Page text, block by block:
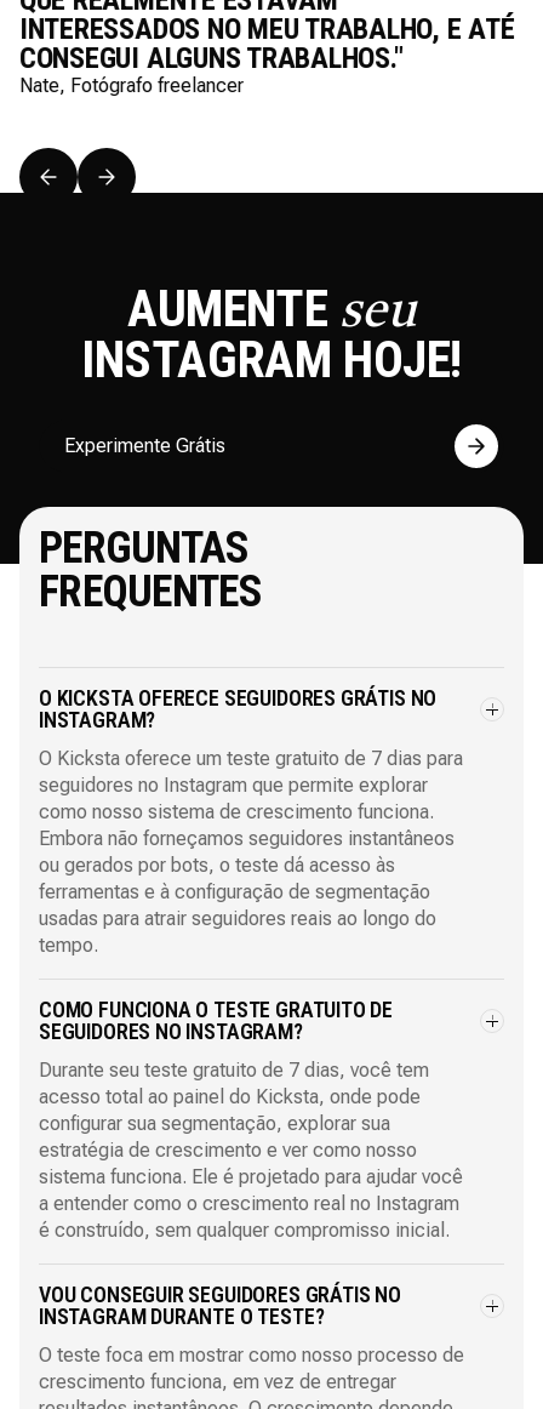
INTERESSADOS NO MEU TRABALHO, E ATÉ
CONSEGUI ALGUNS TRABALHOS."
Nate, Fotógrafo freelancer
AUMENTE seu
INSTAGRAM HOJE!
Experimente Grátis
PERGUNTAS
FREQUENTES
O KICKSTA OFERECE SEGUIDORES GRÁTIS NO
INSTAGRAM?
O Kicksta oferece um teste gratuito de 7 dias para
seguidores no Instagram que permite explorar
como nosso sistema de crescimento funciona.
Embora não forneçamos seguidores instantâneos
ou gerados por bots, o teste dá acesso às
ferramentas e à configuração de segmentação
usadas para atrair seguidores reais ao longo do
tempo.
COMO FUNCIONA O TESTE GRATUITO DE
SEGUIDORES NO INSTAGRAM?
Durante seu teste gratuito de 7 dias, você tem
acesso total ao painel do Kicksta, onde pode
configurar sua segmentação, explorar sua
estratégia de crescimento e ver como nosso
sistema funciona. Ele é projetado para ajudar você
a entender como o crescimento real no Instagram
é construído, sem qualquer compromisso inicial.
VOU CONSEGUIR SEGUIDORES GRÁTIS NO
INSTAGRAM DURANTE O TESTE?
O teste foca em mostrar como nosso processo de
crescimento funciona, em vez de entregar